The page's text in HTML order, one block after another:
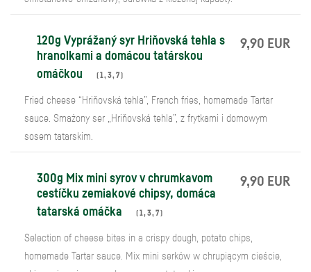
120g Vyprážaný syr Hriňovská tehla s
hranolkami a domácou tatárskou
omáčkou
(1,3,7)
9,90 EUR
Fried cheese “Hriňovská tehla”, French fries, homemade Tartar
sauce. Smażony ser „Hriňovská tehla”, z frytkami i domowym
sosem tatarskim.
300g Mix mini syrov v chrumkavom
cestíčku zemiakové chipsy, domáca
tatarská omáčka
(1,3,7)
9,90 EUR
Selection of cheese bites in a crispy dough, potato chips,
homemade Tartar sauce. Mix mini serków w chrupiącym cieście,